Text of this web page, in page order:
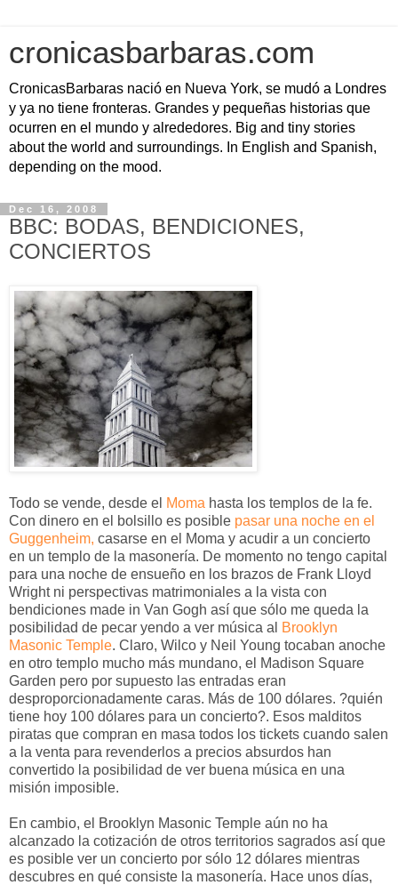
cronicasbarbaras.com
CronicasBarbaras nació en Nueva York, se mudó a Londres
y ya no tiene fronteras. Grandes y pequeñas historias que
ocurren en el mundo y alrededores. Big and tiny stories
about the world and surroundings. In English and Spanish,
depending on the mood.
Dec 16, 2008
BBC: BODAS, BENDICIONES,
CONCIERTOS
Todo se vende, desde el Moma hasta los templos de la fe.
Con dinero en el bolsillo es posible pasar una noche en el
Guggenheim, casarse en el Moma y acudir a un concierto
en un templo de la masonería. De momento no tengo capital
para una noche de ensueño en los brazos de Frank Lloyd
Wright ni perspectivas matrimoniales a la vista con
bendiciones made in Van Gogh así que sólo me queda la
posibilidad de pecar yendo a ver música al
Brooklyn
Masonic Temple. Claro, Wilco y Neil Young tocaban anoche
en otro templo mucho más mundano, el Madison Square
Garden pero por supuesto las entradas eran
desproporcionadamente caras. Más de 100 dólares. ?quién
tiene hoy 100 dólares para un concierto?. Esos malditos
piratas que compran en masa todos los tickets cuando salen
a la venta para revenderlos a precios absurdos han
convertido la posibilidad de ver buena música en una
misión imposible.
En cambio, el Brooklyn Masonic Temple aún no ha
alcanzado la cotización de otros territorios sagrados así que
es posible ver un concierto por sólo 12 dólares mientras
descubres en qué consiste la masonería. Hace unos días,